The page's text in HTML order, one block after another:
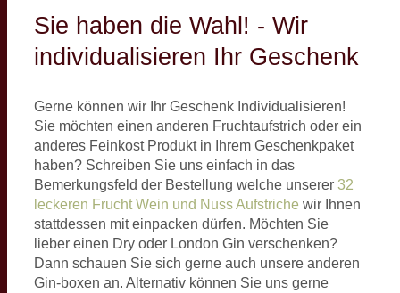
Sie haben die Wahl! - Wir
individualisieren Ihr Geschenk
Gerne können wir Ihr Geschenk Individualisieren!
Sie möchten einen anderen Fruchtaufstrich oder ein
anderes Feinkost Produkt in Ihrem Geschenkpaket
haben? Schreiben Sie uns einfach in das
Bemerkungsfeld der Bestellung welche unserer 32
leckeren Frucht Wein und Nuss Aufstriche wir Ihnen
stattdessen mit einpacken dürfen. Möchten Sie
lieber einen Dry oder London Gin verschenken?
Dann schauen Sie sich gerne auch unsere anderen
Gin-boxen an. Alternativ können Sie uns gerne